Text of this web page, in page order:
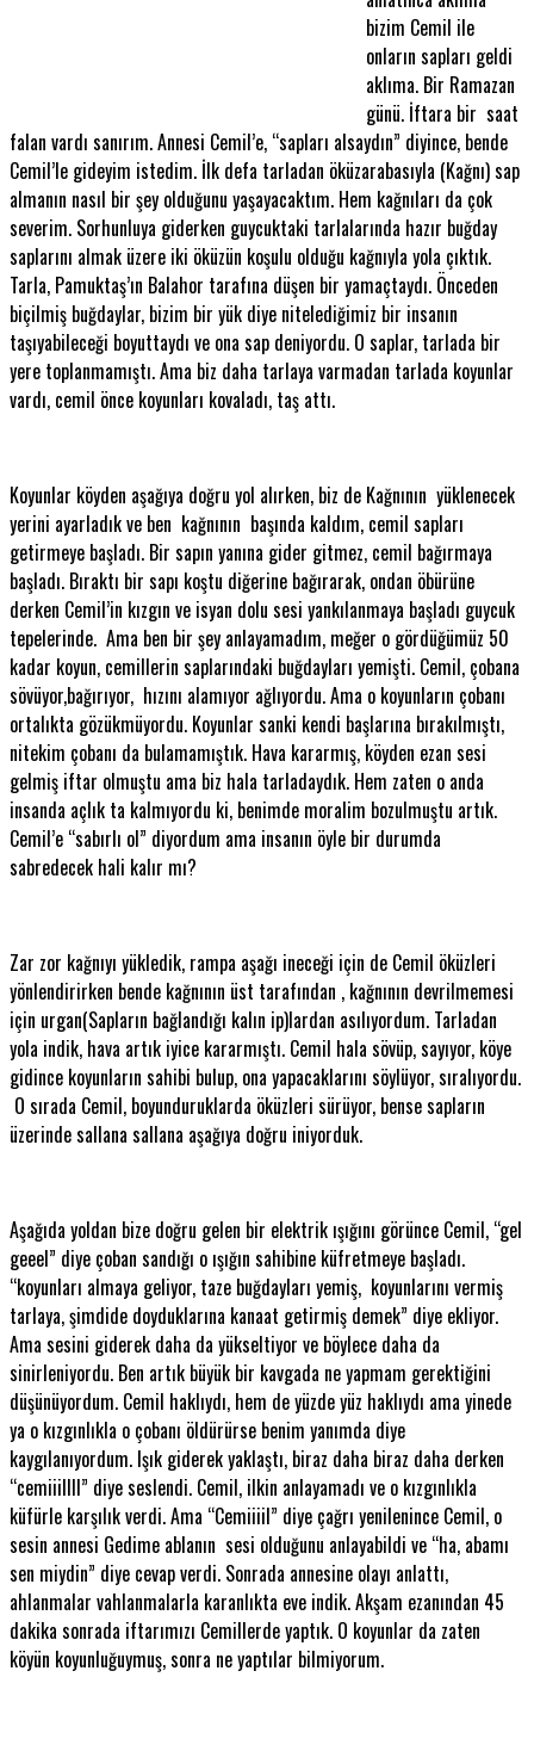
bizim Cemil ile
onların sapları geldi
aklıma. Bir Ramazan
günü. İftara bir saat
falan vardı sanırım. Annesi Cemil’e, “sapları alsaydın” diyince, bende
Cemil’le gideyim istedim. İlk defa tarladan öküzarabasıyla (Kağnı) sap
almanın nasıl bir şey olduğunu yaşayacaktım. Hem kağnıları da çok
severim. Sorhunluya giderken guycuktaki tarlalarında hazır buğday
saplarını almak üzere iki öküzün koşulu olduğu kağnıyla yola çıktık.
Tarla, Pamuktaş’ın Balahor tarafına düşen bir yamaçtaydı. Önceden
biçilmiş buğdaylar, bizim bir yük diye nitelediğimiz bir insanın
taşıyabileceği boyuttaydı ve ona sap deniyordu. O saplar, tarlada bir
yere toplanmamıştı. Ama biz daha tarlaya varmadan tarlada koyunlar
vardı, cemil önce koyunları kovaladı, taş attı.
Koyunlar köyden aşağıya doğru yol alırken, biz de Kağnının yüklenecek
yerini ayarladık ve ben kağnının başında kaldım, cemil sapları
getirmeye başladı. Bir sapın yanına gider gitmez, cemil bağırmaya
başladı. Bıraktı bir sapı koştu diğerine bağırarak, ondan öbürüne
derken Cemil’in kızgın ve isyan dolu sesi yankılanmaya başladı guycuk
tepelerinde. Ama ben bir şey anlayamadım, meğer o gördüğümüz 50
kadar koyun, cemillerin saplarındaki buğdayları yemişti. Cemil, çobana
sövüyor,bağırıyor, hızını alamıyor ağlıyordu. Ama o koyunların çobanı
ortalıkta gözükmüyordu. Koyunlar sanki kendi başlarına bırakılmıştı,
nitekim çobanı da bulamamıştık. Hava kararmış, köyden ezan sesi
gelmiş iftar olmuştu ama biz hala tarladaydık. Hem zaten o anda
insanda açlık ta kalmıyordu ki, benimde moralim bozulmuştu artık.
Cemil’e “sabırlı ol” diyordum ama insanın öyle bir durumda
sabredecek hali kalır mı?
Zar zor kağnıyı yükledik, rampa aşağı ineceği için de Cemil öküzleri
yönlendirirken bende kağnının üst tarafından , kağnının devrilmemesi
için urgan(Sapların bağlandığı kalın ip)lardan asılıyordum. Tarladan
yola indik, hava artık iyice kararmıştı. Cemil hala sövüp, sayıyor, köye
gidince koyunların sahibi bulup, ona yapacaklarını söylüyor, sıralıyordu.
O sırada Cemil, boyunduruklarda öküzleri sürüyor, bense sapların
üzerinde sallana sallana aşağıya doğru iniyorduk.
Aşağıda yoldan bize doğru gelen bir elektrik ışığını görünce Cemil, “gel
geeel” diye çoban sandığı o ışığın sahibine küfretmeye başladı.
“koyunları almaya geliyor, taze buğdayları yemiş, koyunlarını vermiş
tarlaya, şimdide doyduklarına kanaat getirmiş demek” diye ekliyor.
Ama sesini giderek daha da yükseltiyor ve böylece daha da
sinirleniyordu. Ben artık büyük bir kavgada ne yapmam gerektiğini
düşünüyordum. Cemil haklıydı, hem de yüzde yüz haklıydı ama yinede
ya o kızgınlıkla o çobanı öldürürse benim yanımda diye
kaygılanıyordum. Işık giderek yaklaştı, biraz daha biraz daha derken
“cemiiillll” diye seslendi. Cemil, ilkin anlayamadı ve o kızgınlıkla
küfürle karşılık verdi. Ama “Cemiiiil” diye çağrı yenilenince Cemil, o
sesin annesi Gedime ablanın sesi olduğunu anlayabildi ve “ha, abamı
sen miydin” diye cevap verdi. Sonrada annesine olayı anlattı,
ahlanmalar vahlanmalarla karanlıkta eve indik. Akşam ezanından 45
dakika sonrada iftarımızı Cemillerde yaptık. O koyunlar da zaten
köyün koyunluğuymuş, sonra ne yaptılar bilmiyorum.